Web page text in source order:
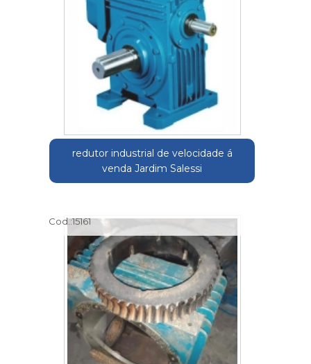
redutor industrial de velocidade á
venda Jardim Salessi
Cod.:15161